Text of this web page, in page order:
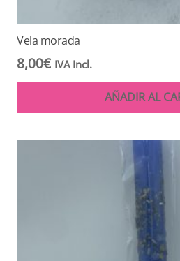
Vela morada
8,00€ IVA Incl.
AÑADIR AL